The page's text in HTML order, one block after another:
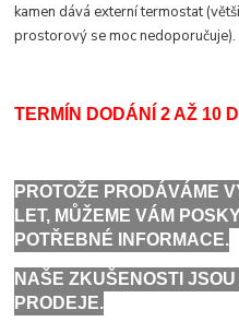
kamen dává externí termostat
prostorový se moc nedoporučuje).
TERMÍN DODÁNÍ 2 AŽ 10
PROTOŽE PRODÁVÁME
LET, MŮŽEME VÁM
POTŘEBNÉ INFORMACE.
NAŠE ZKUŠENOSTI
PRODEJE.